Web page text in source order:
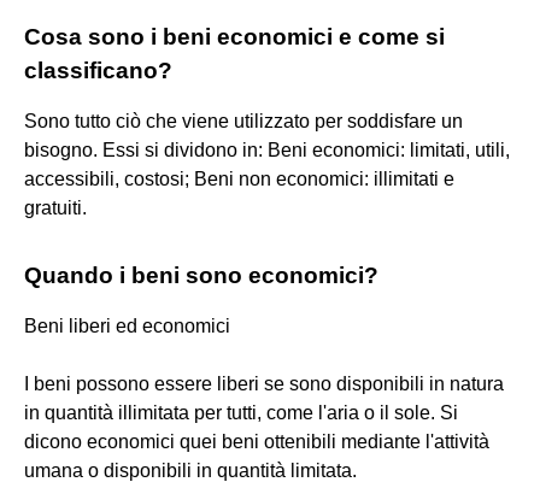
Cosa sono i beni economici e come si
classificano?
Sono tutto ciò che viene utilizzato per soddisfare un
bisogno. Essi si dividono in: Beni economici: limitati, utili,
accessibili, costosi; Beni non economici: illimitati e
gratuiti.
Quando i beni sono economici?
Beni liberi ed economici
I beni possono essere liberi se sono disponibili in natura
in quantità illimitata per tutti, come l'aria o il sole. Si
dicono economici quei beni ottenibili mediante l'attività
umana o disponibili in quantità limitata.